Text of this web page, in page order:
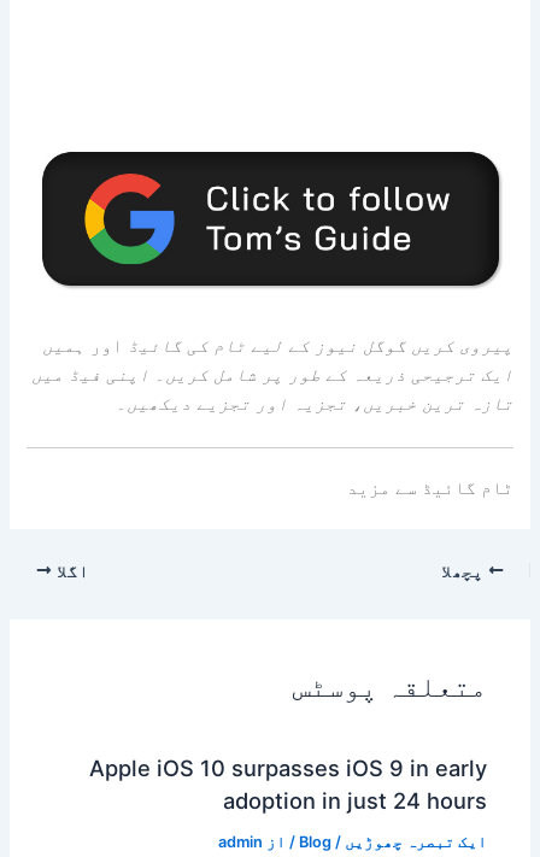
پیروی کریںگوگل نیوز کے لیے ٹام کی گائیڈ اور
ہمیں
ایک ترجیحی ذریعہ کے طور پر شامل کریں۔ اپنی فیڈ میں
تازہ ترین خبریں، تجزیہ اور تجزیے دیکھیں۔
ٹام گائیڈ سے مزید
پچھلا اگلا
متعلقہ پوسٹس
Apple iOS 10 surpasses iOS 9 in early
adoption in just 24 hours
ایک تبصرہ چھوڑیں /
Blog / از admin